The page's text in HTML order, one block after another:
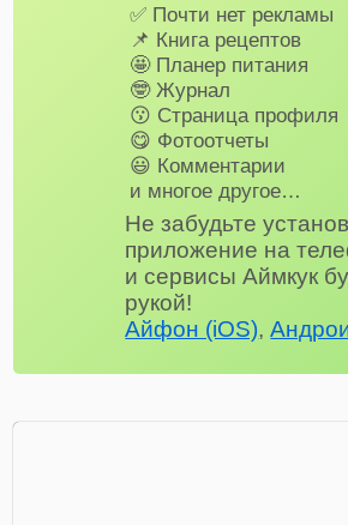
✅ Почти нет рекламы
📌 Книга рецептов
🤩 Планер питания
🤓 Журнал
😗 Страница профиля
😋 Фотоотчеты
😃 Комментарии
и многое другое…
Не забудьте
приложение на
и сервисы Аймкук
рукой!
Айфон (iOS),